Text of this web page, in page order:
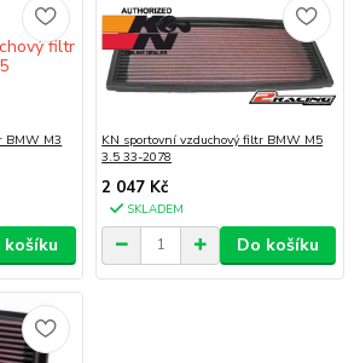
BMW M3
košíku
KN sportovní vzduchový filtr BMW M5
3.5 33-2078
2 047 Kč
SKLADEM
Do košíku